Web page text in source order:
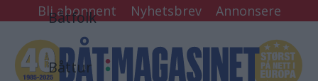
Bli abonnent Nyhetsbrev Annonsere
Båtfolk
Båttur